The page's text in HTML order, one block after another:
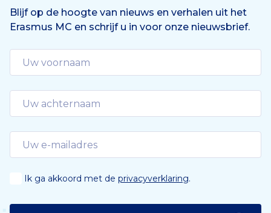
e
Blijf op de hoogte van nieuws en verhalen uit het
Erasmus MC en schrijf u in voor onze nieuwsbrief.
Ik ga akkoord met de privacyverklaring.